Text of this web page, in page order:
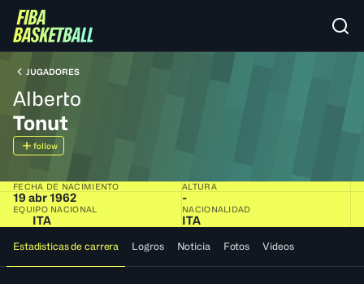
JUGADORES
Alberto
Tonut
follow
FECHA DE NACIMIENTO
19 abr 1962
ALTURA
-
EQUIPO NACIONAL
ITA
NACIONALIDAD
ITA
Estadísticas de carrera Logros Noticia Fotos Videos